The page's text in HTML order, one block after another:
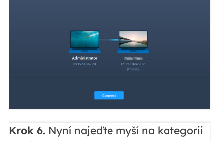
Krok 6.Nyní najeďte myší na kategorii